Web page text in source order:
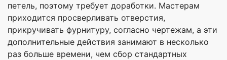
петель, поэтому требует доработки. Мастерам
приходится просверливать отверстия,
прикручивать фурнитуру, согласно чертежам, а эти
дополнительные действия занимают в несколько
раз больше времени, чем сбор стандартных